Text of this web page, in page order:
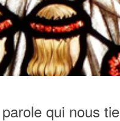
qui nous